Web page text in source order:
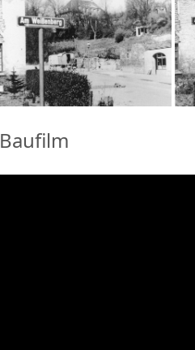
Baufilm